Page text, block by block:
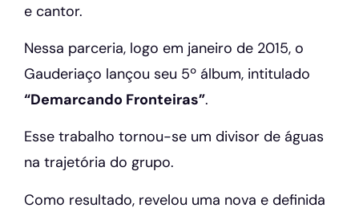
e cantor.
Nessa parceria, logo em janeiro de 2015, o
Gauderiaço lançou seu 5º álbum, intitulado
“Demarcando Fronteiras”.
Esse trabalho tornou-se um divisor de águas
na trajetória do grupo.
Como resultado, revelou uma nova e definida